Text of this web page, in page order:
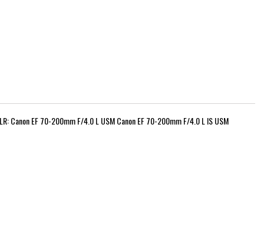
Canon EF 70-200mm F/4.0 L USM Canon EF 70-200mm F/4.0 L IS USM